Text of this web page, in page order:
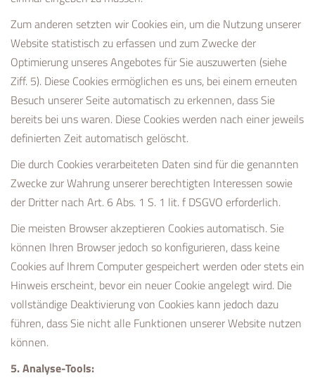
Zum anderen setzten wir Cookies ein, um die Nutzung unserer
Website statistisch zu erfassen und zum Zwecke der
Optimierung unseres Angebotes für Sie auszuwerten (siehe
Ziff. 5). Diese Cookies ermöglichen es uns, bei einem erneuten
Besuch unserer Seite automatisch zu erkennen, dass Sie
bereits bei uns waren. Diese Cookies werden nach einer jeweils
definierten Zeit automatisch gelöscht.
Die durch Cookies verarbeiteten Daten sind für die genannten
Zwecke zur Wahrung unserer berechtigten Interessen sowie
der Dritter nach Art. 6 Abs. 1 S. 1 lit. f DSGVO erforderlich.
Die meisten Browser akzeptieren Cookies automatisch. Sie
können Ihren Browser jedoch so konfigurieren, dass keine
Cookies auf Ihrem Computer gespeichert werden oder stets ein
Hinweis erscheint, bevor ein neuer Cookie angelegt wird. Die
vollständige Deaktivierung von Cookies kann jedoch dazu
führen, dass Sie nicht alle Funktionen unserer Website nutzen
können.
5. Analyse-Tools: